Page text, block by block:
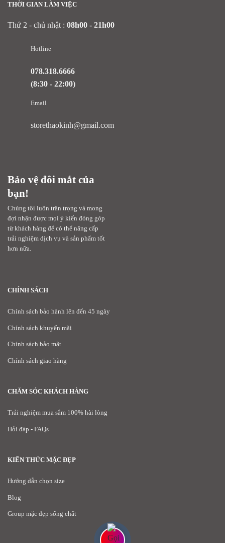
Bảo vệ đôi mắt của
bạn!
Chúng tôi luôn trân trọng và mong
đợi nhận được mọi ý kiến đóng góp
từ khách hàng để có thể nâng cấp
trải nghiệm dịch vụ và sản phẩm tốt
hơn nữa.
THỜI GIAN LÀM VIỆC
Thứ 2 - chủ nhật : 08h00 - 21h00
Hotline
078.318.6666
(8:30 - 22:00)
Email
storethaokinh@gmail.com
CHÍNH SÁCH
Chính sách bảo hành lên đến 45 ngày
Chính sách khuyến mãi
Chính sách bảo mật
Chính sách giao hàng
CHĂM SÓC KHÁCH HÀNG
Trải nghiệm mua sắm 100% hài lòng
Hỏi đáp - FAQs
KIẾN THỨC MẶC ĐẸP
Hướng dẫn chọn size
Blog
Group mặc đẹp sống chất